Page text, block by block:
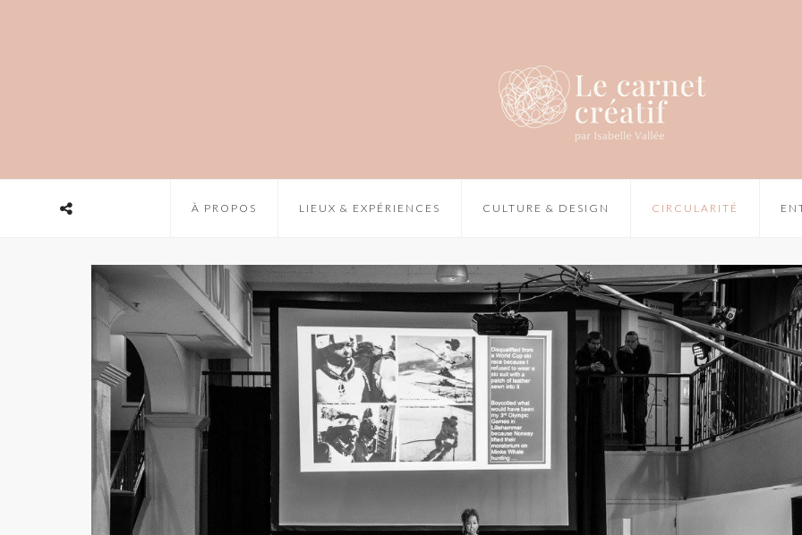
À PROPOS LIEUX & EXPÉRIENCES CULTURE & DESIGN CIRCULARITÉ